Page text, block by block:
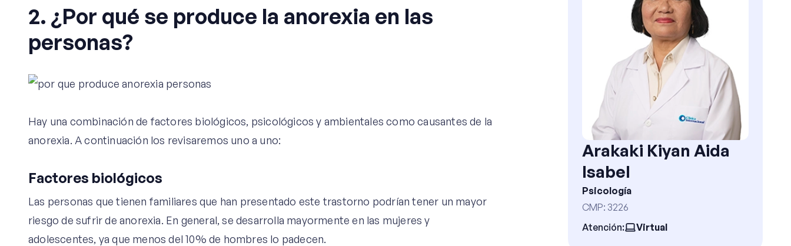
2. ¿Por qué se produce la anorexia en las
personas?
Hay una combinación de factores biológicos, psicológicos y ambientales como causantes de la
anorexia. A continuación los revisaremos uno a uno:
Factores biológicos
Las personas que tienen familiares que han presentado este trastorno podrían tener un mayor
riesgo de sufrir de anorexia. En general, se desarrolla mayormente en las mujeres y
adolescentes, ya que menos del 10% de hombres lo padecen.
Arakaki Kiyan Aida
Isabel
Psicología
CMP: 3226
Atención:
Virtual